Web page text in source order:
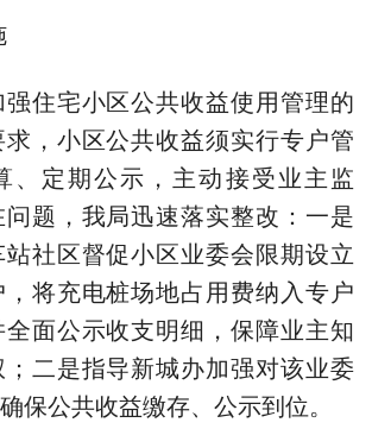
住宅小区公共收益使用管理的
，小区公共收益须实行专户管
、定期公示，主动接受业主监
题，我局迅速落实整改：一是
社区督促小区业委会限期设立
将充电桩场地占用费纳入专户
面公示收支明细，保障业主知
二是指导新城办加强对该业委
保公共收益缴存、公示到位。